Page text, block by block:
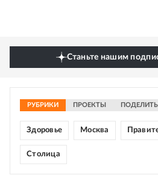
Станьте нашим
РУБРИКИ ПРОЕКТЫ
Здоровье Москва
Столица